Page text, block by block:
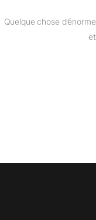
Quelque chose